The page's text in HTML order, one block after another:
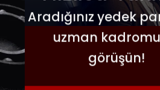
Aradığınız yedek
uzman
görüşün!